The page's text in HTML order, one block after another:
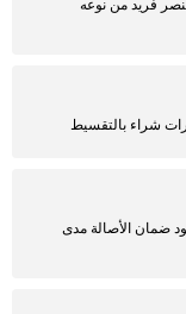
فريد من نوعه
شراء بالتقسيط
مع 25000+ خلق وجود ضمان الأصالة مدى